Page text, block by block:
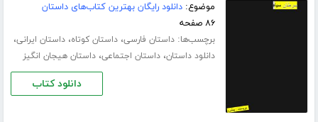
موضوع:دانلود رایگان بهترین کتاب‌های داستان
۸۶ صفحه
برچسب‌ها:داستان فارسی،داستان کوتاه،داستان ایرانی،
دانلود داستان،داستان اجتماعی،داستان هیجان انگیز
دانلود کتاب